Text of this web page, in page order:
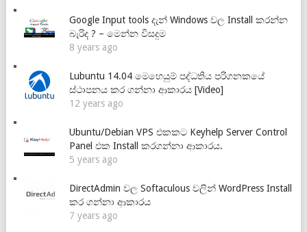
Google Input tools දැන් Windows වල Install කරන්න
බැරිද ? – මෙන්න විසදුම
8 years ago
Lubuntu 14.04 මෙහෙයුම් පද්ධතිය පරිගනකයේ
ස්ථාපනය කර ගන්නා ආකාරය [Video]
12 years ago
Ubuntu/Debian VPS එකකට Keyhelp Server Control
Panel එක Install කරගන්නා ආකාරය.
5 years ago
DirectAdmin වල Softaculous වලින් WordPress Install
කර ගන්නා ආකාරය
7 years ago